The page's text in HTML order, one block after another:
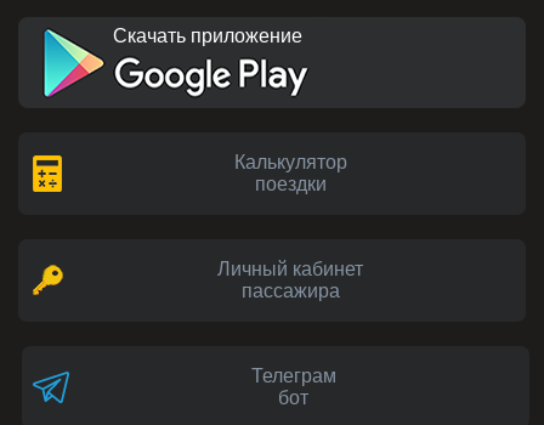
Скачать приложение
Калькулятор
поездки
Личный кабинет
пассажира
Телеграм
бот